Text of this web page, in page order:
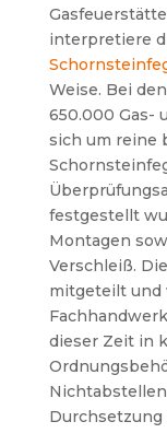
interpretiere
Weise. Bei
650.000 Gas-
sich um reine
festgestellt
Montagen
Verschleiß.
mitgeteilt und
dieser Zeit in
Durchsetzung